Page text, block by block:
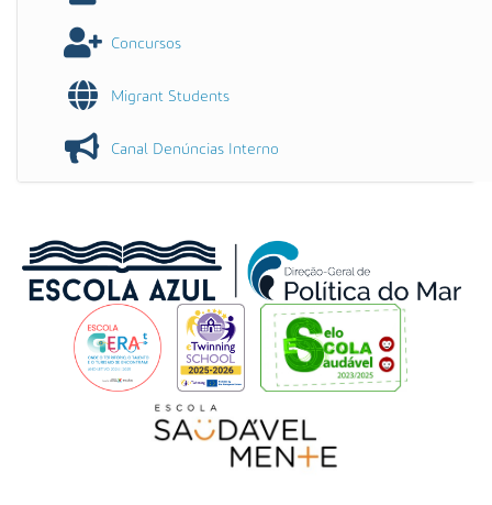
Concursos
Migrant Students
Canal Denúncias Interno